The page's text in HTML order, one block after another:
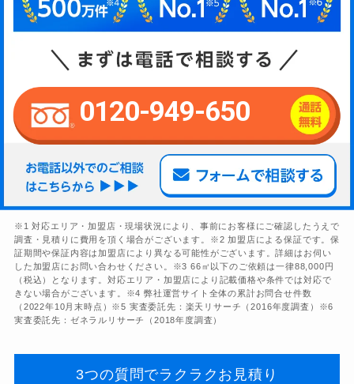
0120-949-650
※1 対応エリア・加盟店・現場状況により、事前にお客様にご確認したうえで
調査・⾒積りに費⽤を頂く場合がございます。※2 加盟店による保証です。保
証期間や保証内容は加盟店により異なる可能性がございます。詳細はお伺い
した加盟店にお問い合わせください。※3 66㎡以下のご依頼は一律88,000円
（税込）となります。対応エリア・加盟店により記載価格や条件では対応で
きない場合がございます。※4 弊社運営サイト全体の累計お問合せ件数
（2022年10⽉末時点）※5 実査委託先：楽天リサーチ（2016年度調査）※6
実査委託先：ゼネラルリサーチ（2018年度調査）
3つの質問でラクラクお見積り